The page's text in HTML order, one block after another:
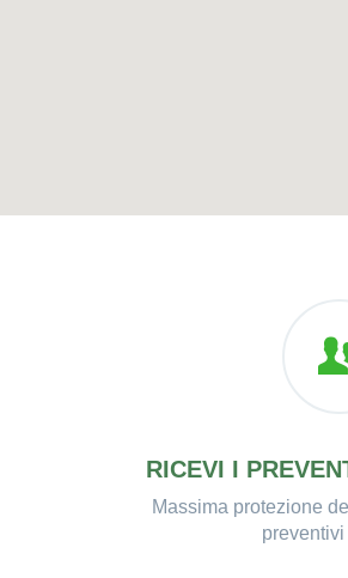
RICEVI I
Massima protezione